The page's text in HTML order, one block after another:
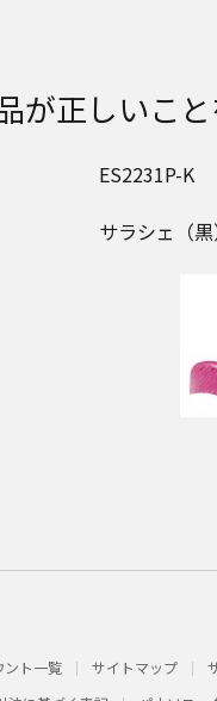
が正しいこ
ES2231P-K
サラシェ（黒
ント一覧 サイトマップ